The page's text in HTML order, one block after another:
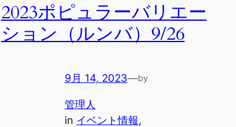
2023ポピュラーバリエー
ション（ルンバ）9/26
9月 14, 2023—by
管理人
in イベント情報